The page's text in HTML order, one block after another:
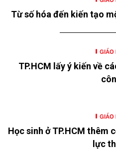
Từ số hóa đến kiến tạo
GIÁO
TP.HCM lấy ý kiến về
GIÁO
Học sinh ở TP.HCM thêm
lực